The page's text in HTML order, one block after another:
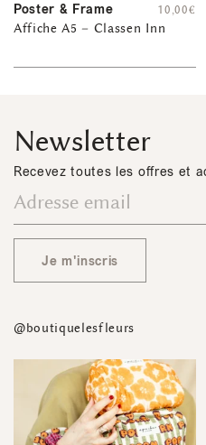
Poster & Frame
Affiche A5 – Classen Inn
10,00€
Newsletter
Recevez toutes les offres et
Je m'inscris
@boutiquelesfleurs